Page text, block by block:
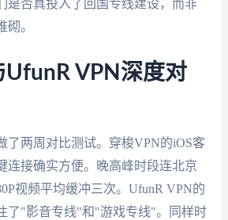
是否真投入了回国专线建设，而非
。
UfunR VPN深度对
了两周对比测试。穿梭VPN的iOS客
连接确实方便。晚高峰时段连北京
视频平均缓冲三次。UfunR VPN的
了"影音专线"和"游戏专线"。同样时